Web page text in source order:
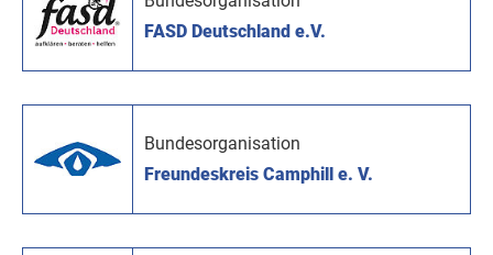
FASD Deutschland e.V.
Bundesorganisation
Freundeskreis Camphill e. V.